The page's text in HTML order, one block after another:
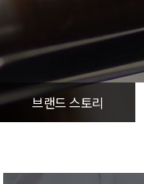
브랜드 스토리